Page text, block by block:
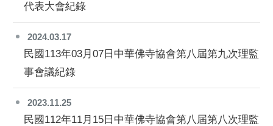
代表大會紀錄
2024.03.17
民國113年03月07日中華佛寺協會第八屆第九次理監
事會議紀錄
2023.11.25
民國112年11月15日中華佛寺協會第八屆第八次理監